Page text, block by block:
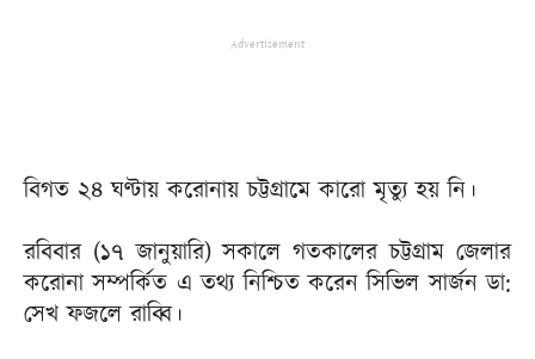
Advertisement
বিগত ২৪ ঘণ্টায় করোনায় চট্টগ্রামে কারো মৃত্যু হয় নি।
রবিবার (১৭ জানুয়ারি) সকালে গতকালের চট্টগ্রাম জেলার
করোনা সম্পর্কিত এ তথ্য নিশ্চিত করেন সিভিল সার্জন ডা:
সেখ ফজলে রাব্বি।